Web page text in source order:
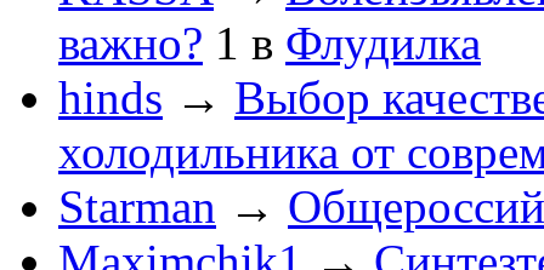
важно? 1 в Флудилка
hinds → Выбор
холодильника от
Starman →